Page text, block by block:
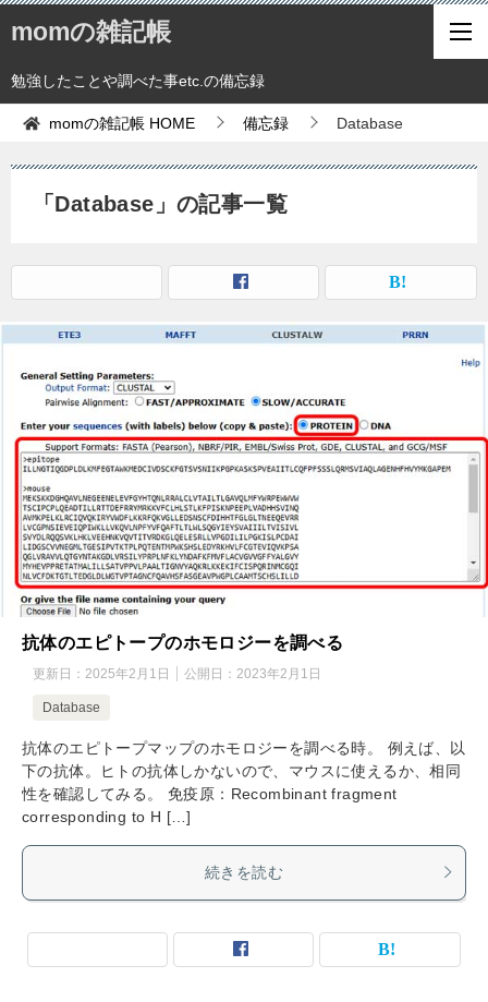
momの雑記帳
勉強したことや調べた事etc.の備忘録
momの雑記帳 HOME 備忘録 Database
「Database」の記事一覧
抗体のエピトープのホモロジーを調べる
更新日： 2025年2月1日 公開日： 2023年2月1日
Database
抗体のエピトープマップのホモロジーを調べる時。 例えば、以
下の抗体。ヒトの抗体しかないので、マウスに使えるか、相同
性を確認してみる。 免疫原：Recombinant fragment
corresponding to H […]
続きを読む